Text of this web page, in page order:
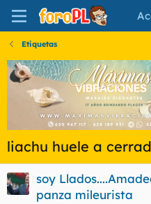
Etiquetas
liachu huele a
soy
panza mileurista